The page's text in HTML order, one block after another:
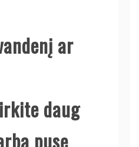
ar
daug
pusę